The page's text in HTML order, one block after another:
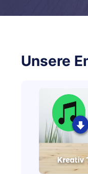
Unsere